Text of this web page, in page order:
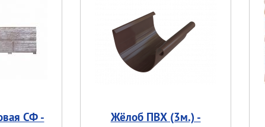
СФ -
Жёлоб ПВХ (3м.) -